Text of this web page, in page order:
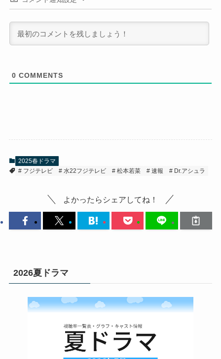
0 COMMENTS
2025春ドラマ
フジテレビ
水22フジテレビ 松本若菜 速報 Dr.アシュラ
よかったらシェアしてね！
2026夏ドラマ